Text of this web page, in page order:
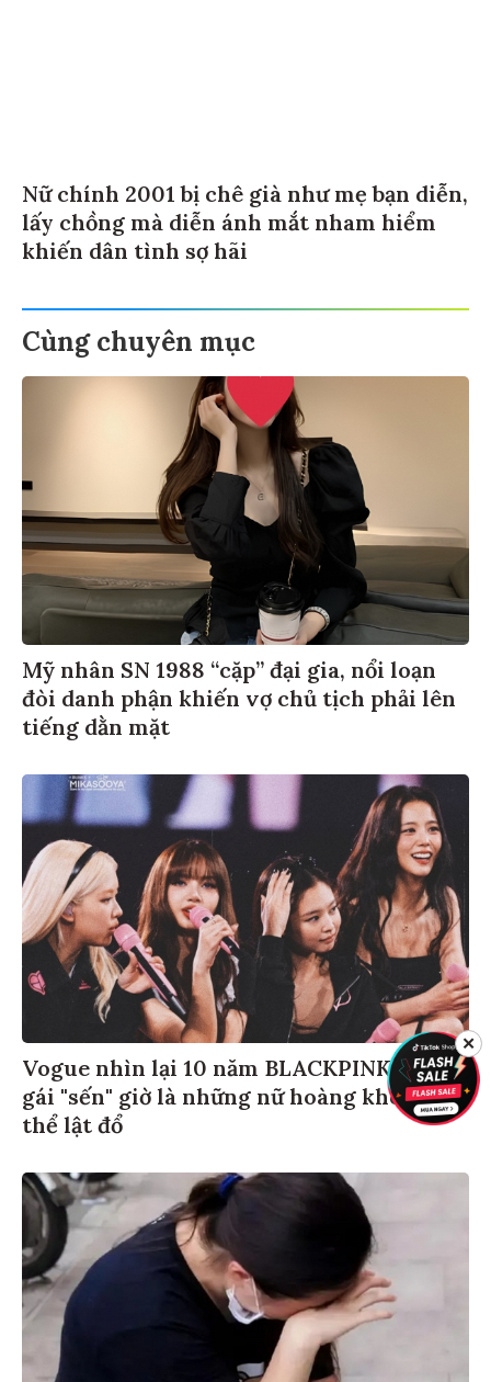
Nữ chính 2001 bị chê già như mẹ bạn diễn,
lấy chồng mà diễn ánh mắt nham hiểm
khiến dân tình sợ hãi
Cùng chuyên mục
Mỹ nhân SN 1988 “cặp” đại gia, nổi loạn
đòi danh phận khiến vợ chủ tịch phải lên
tiếng dằn mặt
Vogue nhìn lại 10 năm BLACKPINK: 4 cô
gái "sến" giờ là những nữ hoàng không
thể lật đổ
✕